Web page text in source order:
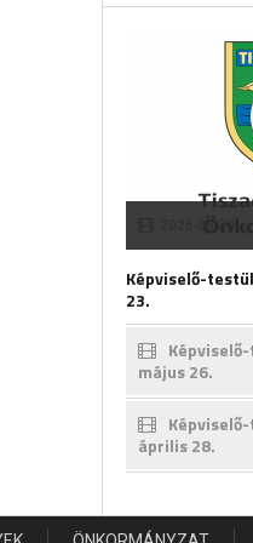
Képviselő-
23.
május 26.
április 28.